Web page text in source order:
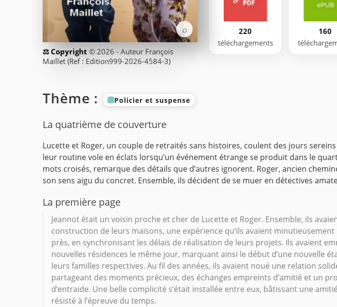
⌕
© 2026 - Auteur François
Maillet (Ref : Edition999-2026-4584-3)
220
téléchargements
160
Thème : Policier et suspense
La quatrième de couverture
Lucette et Roger, un couple de retraités sans histoires, coulent des jours
leur routine vole en éclats lorsqu’un événement étrange se produit dans le
mots croisés, remarque des détails que d’autres ignorent. Roger, ancien
son sens aigu du concret. Ensemble, ils décident de se muer en détectives
La première page
Jeannot était un voisin proche et cher de Lucette et Roger. Ensemble, ils
construction de leurs maisons, une expérience qu’ils avaient
près, en synchronisant les délais de réalisation de leurs projets. Ils avaient
nouvelles résidences le même jour, marquant ainsi le début d’une nouvelle
leurs familles respectives. Au fil des années, ils avaient noué une relation
partageant des moments précieux, des échanges empreints d’amitié et un
d’entraide. Une belle complicité s’était installée entre eux, bâtissant une
résisté à l’épreuve du temps.